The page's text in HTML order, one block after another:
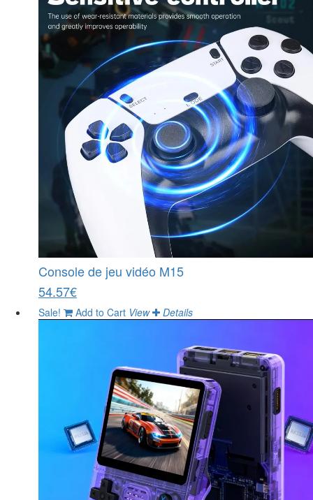
Console de jeu vidéo M15
54.57€
Sale! Add to Cart View Details